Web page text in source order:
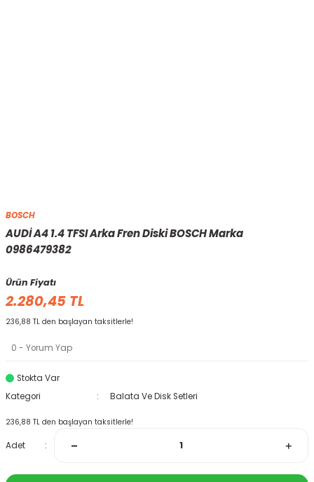
BOSCH
AUDİ A4 1.4 TFSI Arka Fren Diski BOSCH Marka
0986479382
Ürün Fiyatı
2.280,45 TL
236,88 TL den başlayan taksitlerle!
0 - Yorum Yap
Stokta Var
Kategori
Balata Ve Disk Setleri
236,88 TL den başlayan taksitlerle!
Adet